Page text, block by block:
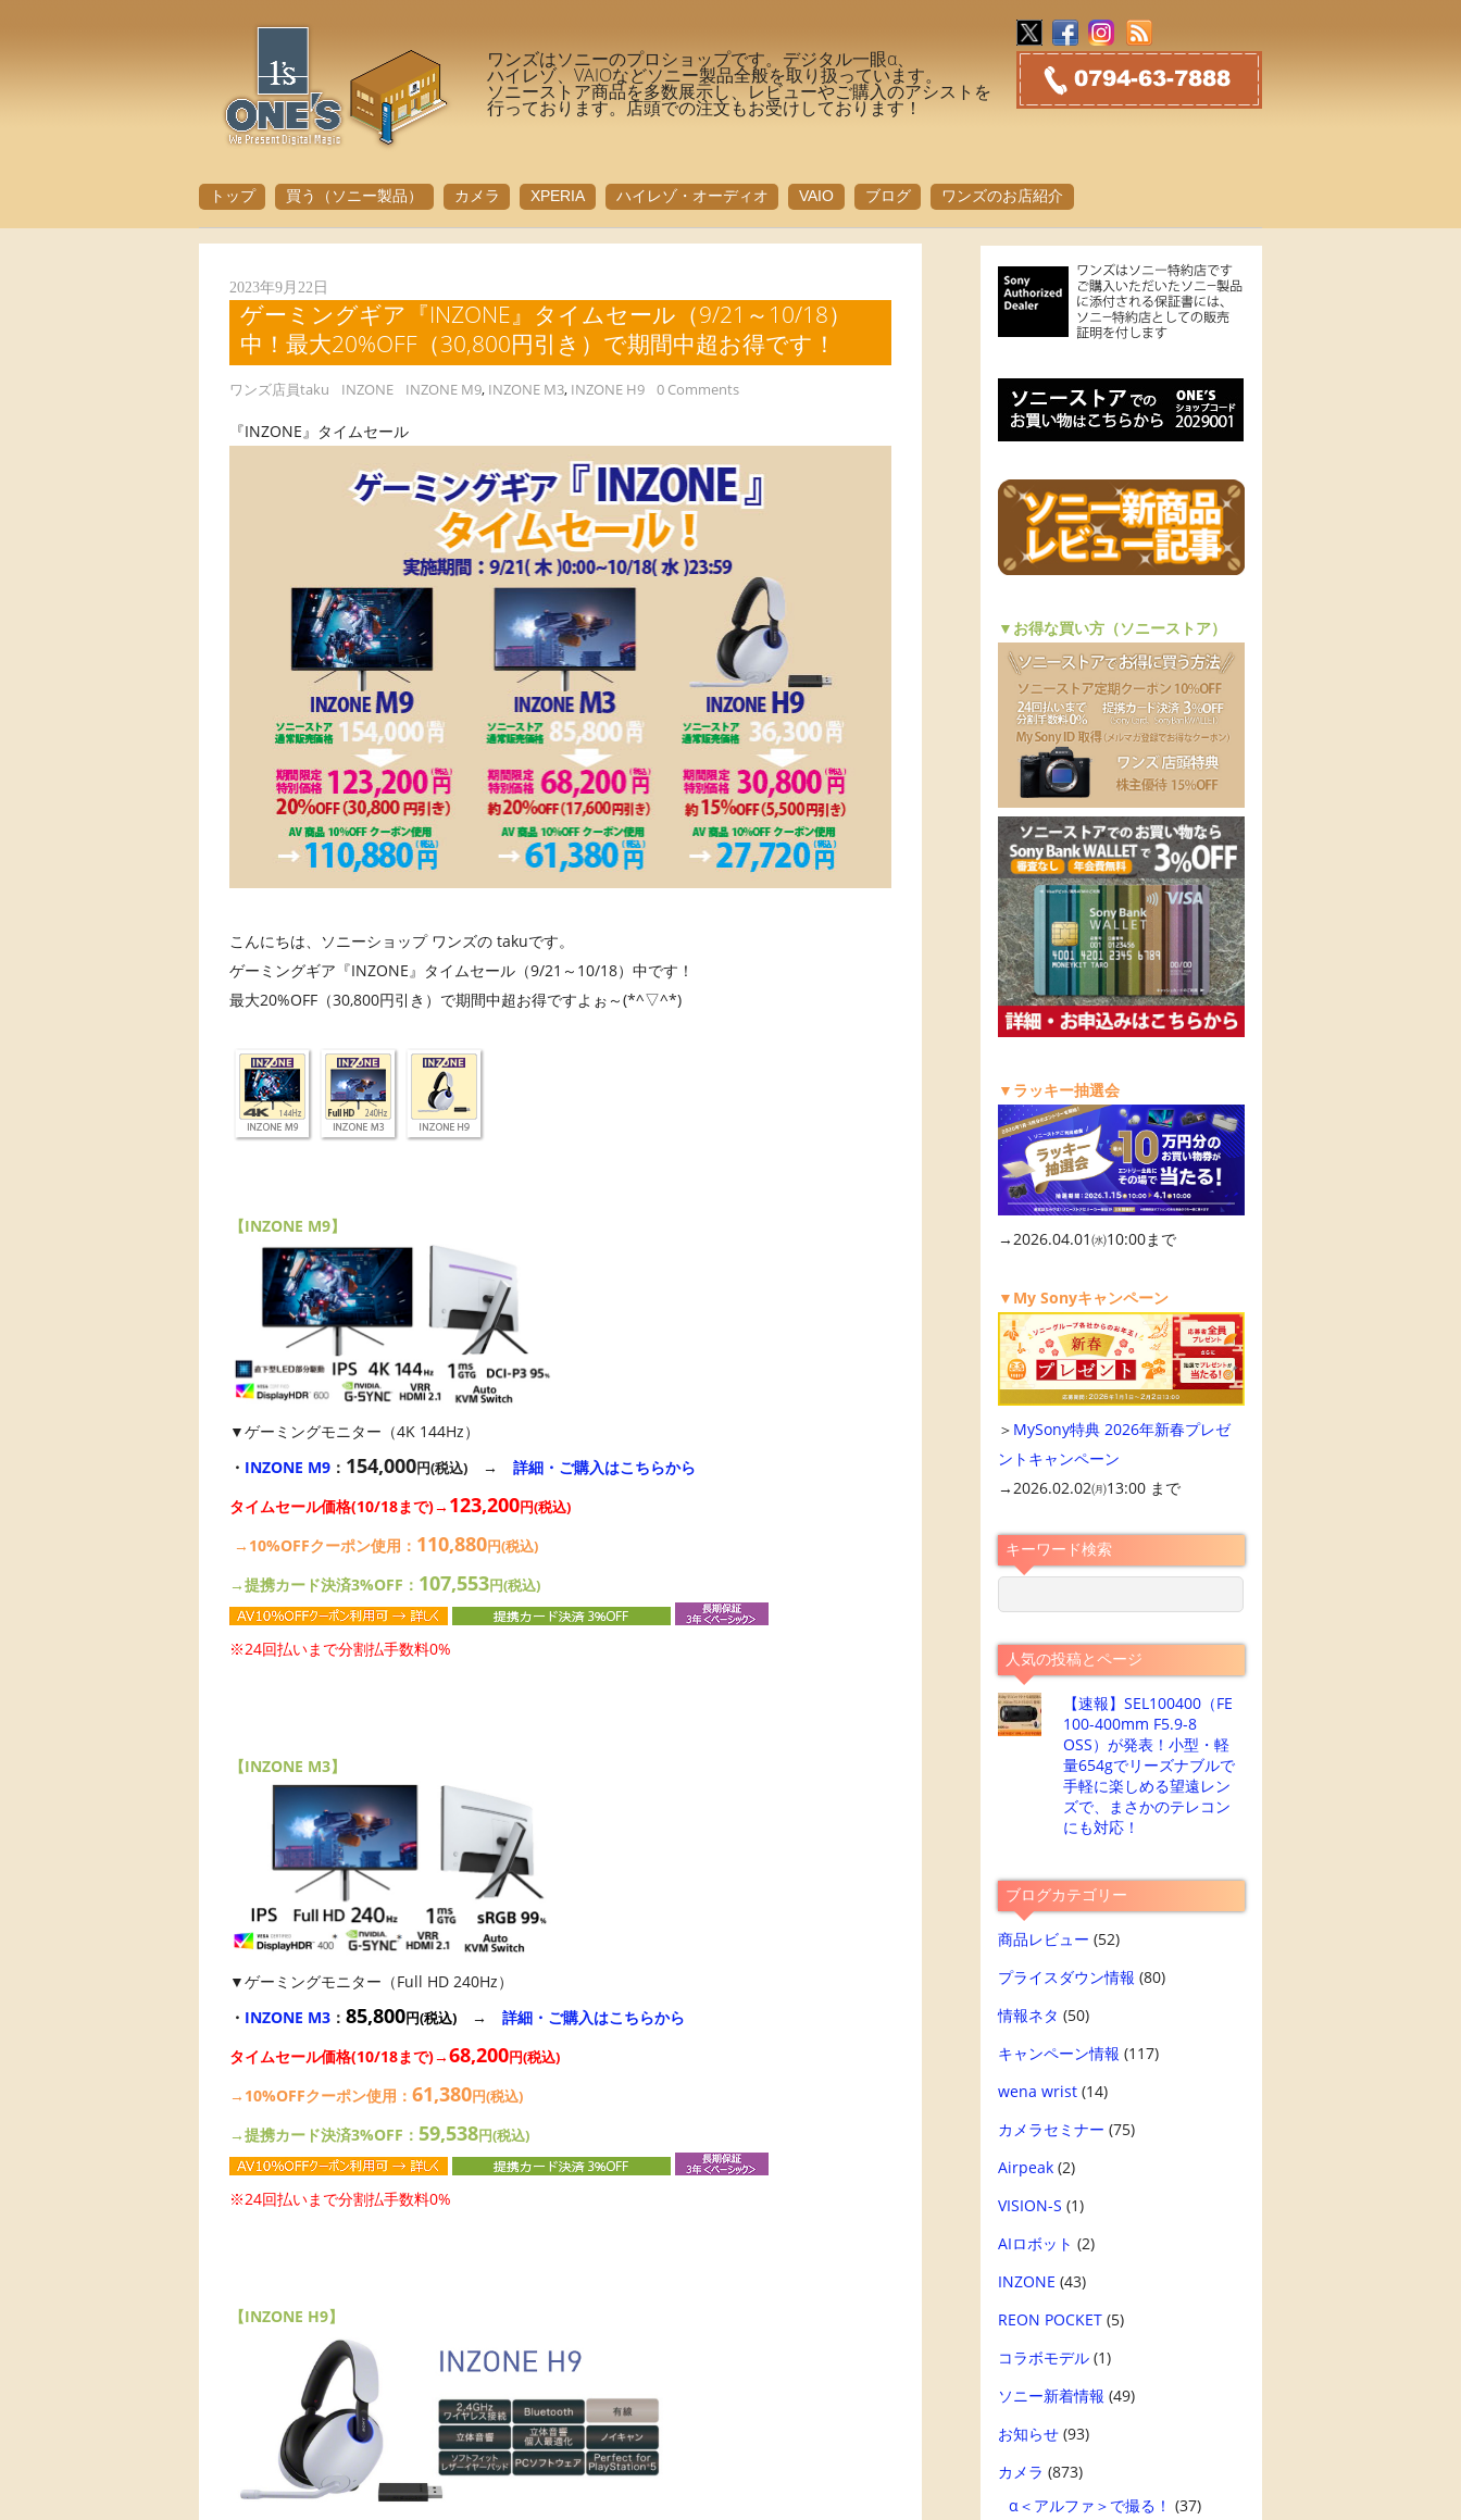
ワンズはソニーのプロショップです。デジタル一眼α、
ハイレゾ、VAIOなどソニー製品全般を取り扱っています。
ソニーストア商品を多数展示し、レビューやご購入のアシストを
行っております。店頭での注文もお受けしております！
トップ 買う（ソニー製品） カメラ XPERIA ハイレゾ・オーディオ VAIO ブログ ワンズのお店紹介
2023年9月22日
ゲーミングギア『INZONE』タイムセール（9/21～10/18）
中！最大20%OFF（30,800円引き）で期間中超お得です！
ワンズ店員taku INZONE INZONE M9, INZONE M3, INZONE H9 0 Comments
『INZONE』タイムセール
こんにちは、ソニーショップ ワンズの takuです。
ゲーミングギア『INZONE』タイムセール（9/21～10/18）中です！
最大20%OFF（30,800円引き）で期間中超お得ですよぉ～(*^▽^*)
【INZONE M9】
▼ゲーミングモニター（4K 144Hz）
・ INZONE M9： 154,000円(税込)→ 詳細・ご購入はこちらから
タイムセール価格(10/18まで)→ 123,200円(税込)
→10%OFFクーポン使用： 110,880円(税込)
→提携カード決済3%OFF： 107,553円(税込)
※24回払いまで分割払手数料0%
【INZONE M3】
▼ゲーミングモニター（Full HD 240Hz）
・ INZONE M3： 85,800円(税込)→ 詳細・ご購入はこちらから
タイムセール価格(10/18まで)→68,200円(税込)
→10%OFFクーポン使用： 61,380円(税込)
→提携カード決済3%OFF： 59,538円(税込)
※24回払いまで分割払手数料0%
【INZONE H9】
▼お得な買い方（ソニーストア）
▼ラッキー抽選会
→2026.04.01㈬10:00まで
▼My Sonyキャンペーン
＞ MySony特典 2026年新春プレゼ
ントキャンペーン
→2026.02.02㈪13:00 まで
キーワード検索
人気の投稿とページ
【速報】SEL100400（FE
100-400mm F5.9-8
OSS）が発表！小型・軽
量654gでリーズナブルで
手軽に楽しめる望遠レン
ズで、まさかのテレコン
にも対応！
ブログカテゴリー
商品レビュー (52)
プライスダウン情報 (80)
情報ネタ (50)
キャンペーン情報 (117)
wena wrist(14)
カメラセミナー (75)
Airpeak(2)
VISION-S (1)
AIロボット (2)
INZONE (43)
REON POCKET(5)
コラボモデル(1)
ソニー新着情報 (49)
お知らせ(93)
カメラ (873)
α＜アルファ＞で撮る！ (37)